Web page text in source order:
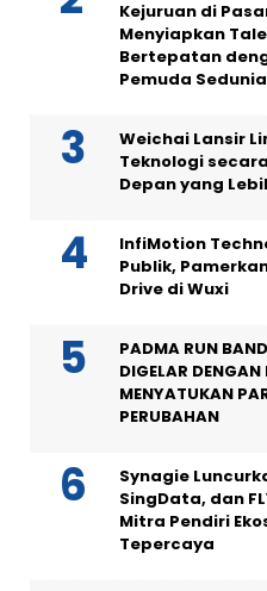
Kejuruan di
Menyiapkan
Bertepatan
Pemuda Sedunia
Weichai Lansir
Teknologi
Depan yang
InfiMotion
Publik,
Drive di Wuxi
PADMA RUN
DIGELAR
MENYATUKAN
PERUBAHAN
Synagie
SingData, dan
Mitra Pendiri
Tepercaya